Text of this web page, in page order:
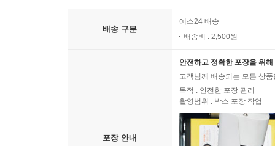
배송 구분
예스24 배송
배송비 : 2,500원
포장 안내
안전하고 정확한 포장을 위
고객님께 배송되는 모든 상
목적 : 안전한 포장 관리
촬영범위 : 박스 포장 작업